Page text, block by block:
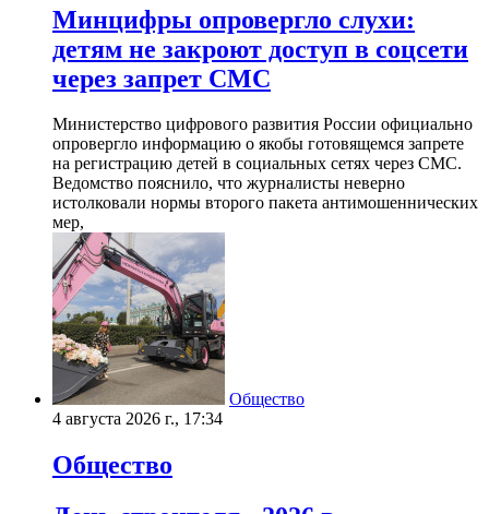
Минцифры опровергло слухи:
детям не закроют доступ в соцсети
через запрет СМС
Министерство цифрового развития России официально
опровергло информацию о якобы готовящемся запрете
на регистрацию детей в социальных сетях через СМС.
Ведомство пояснило, что журналисты неверно
истолковали нормы второго пакета антимошеннических
мер,
Общество
4 августа 2026 г., 17:34
Общество